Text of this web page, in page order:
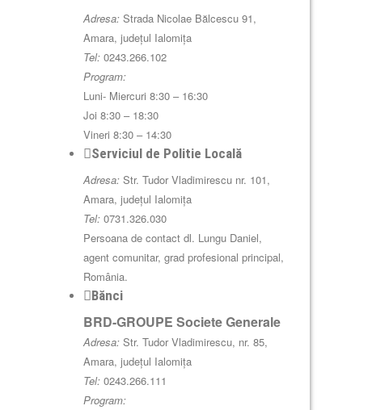
Adresa:Strada Nicolae Bălcescu 91,
Amara, județul Ialomița
Tel:0243.266.102
Program:
Luni- Miercuri 8:30 – 16:30
Joi 8:30 – 18:30
Vineri 8:30 – 14:30
Serviciul de Politie Locală
Adresa:Str. Tudor Vladimirescu nr. 101,
Amara, județul Ialomița
Tel:0731.326.030
Persoana de contact dl. Lungu Daniel,
agent comunitar, grad profesional principal,
România.
Bănci
BRD-GROUPE Societe Generale
Adresa:Str. Tudor Vladimirescu, nr. 85,
Amara, județul Ialomița
Tel:0243.266.111
Program: